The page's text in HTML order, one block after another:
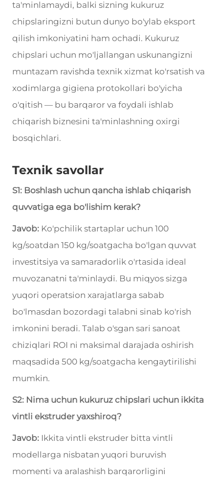
ta'minlamaydi, balki sizning kukuruz
chipslaringizni butun dunyo bo'ylab eksport
qilish imkoniyatini ham ochadi. Kukuruz
chipslari uchun mo'ljallangan uskunangizni
muntazam ravishda texnik xizmat ko'rsatish va
xodimlarga gigiena protokollari bo'yicha
o'qitish — bu barqaror va foydali ishlab
chiqarish biznesini ta'minlashning oxirgi
bosqichlari.
Texnik savollar
S1: Boshlash uchun qancha ishlab chiqarish
quvvatiga ega bo'lishim kerak?
Javob: Ko'pchilik startaplar uchun 100
kg/soatdan 150 kg/soatgacha bo'lgan quvvat
investitsiya va samaradorlik o'rtasida ideal
muvozanatni ta'minlaydi. Bu miqyos sizga
yuqori operatsion xarajatlarga sabab
bo'lmasdan bozordagi talabni sinab ko'rish
imkonini beradi. Talab o'sgan sari sanoat
chiziqlari ROI ni maksimal darajada oshirish
maqsadida 500 kg/soatgacha kengaytirilishi
mumkin.
S2: Nima uchun kukuruz chipslari uchun ikkita
vintli ekstruder yaxshiroq?
Javob: Ikkita vintli ekstruder bitta vintli
modellarga nisbatan yuqori buruvish
momenti va aralashish barqarorligini